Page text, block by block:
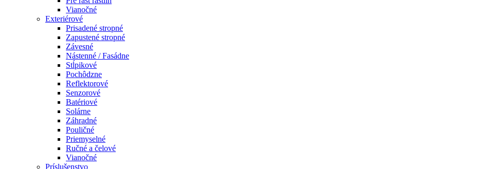
Vianočné
Exteriérové
Prisadené stropné
Zapustené stropné
Závesné
Nástenné / Fasádne
Stĺpikové
Pochôdzne
Reflektorové
Senzorové
Batériové
Solárne
Záhradné
Pouličné
Priemyselné
Ručné a čelové
Vianočné
Príslušenstvo